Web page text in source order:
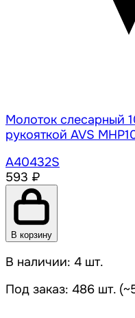
Молоток слесарный
рукояткой AVS
A40432S
593 ₽
В корзину
В наличии: 4 шт.
Под заказ: 486 шт.